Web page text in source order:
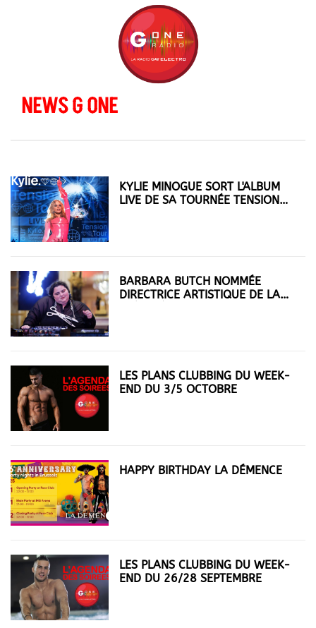
NEWS G ONE
KYLIE MINOGUE SORT L'ALBUM
LIVE DE SA TOURNÉE TENSION
BARBARA BUTCH NOMMÉE
DIRECTRICE ARTISTIQUE DE LA
LES PLANS CLUBBING DU WEEK-
END DU 3/5 OCTOBRE
HAPPY BIRTHDAY LA DÉMENCE
LES PLANS CLUBBING DU WEEK-
END DU 26/28 SEPTEMBRE